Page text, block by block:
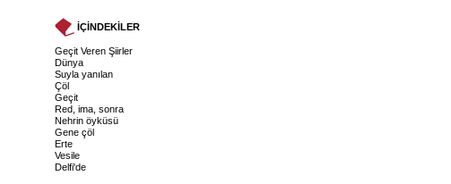
İÇİNDEKİLER
Geçit Veren Şiirler
Dünya
Suyla yanılan
Çöl
Geçit
Red, ima, sonra
Nehrin öyküsü
Gene çöl
Erte
Vesile
Delfi'de